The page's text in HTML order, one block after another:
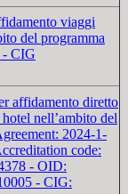
viaggi
del programma
CIG
affidamento diretto
nell’ambito del
2024-1-
code:
- OID:
- CIG: